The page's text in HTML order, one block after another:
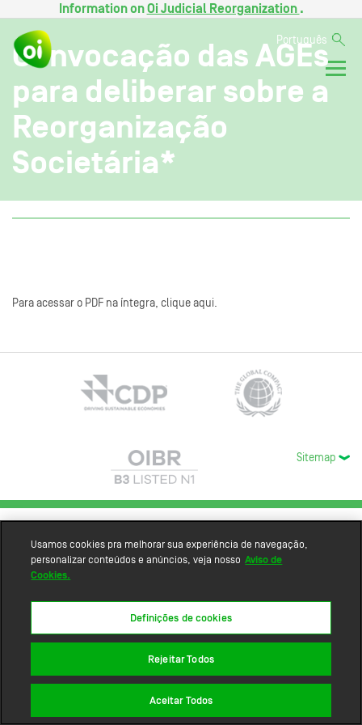
Information onOi Judicial Reorganization .
Português
Convocação das AGEs
para deliberar sobre a
Reorganização
Societária*
Para acessar o PDF na íntegra, clique aqui.
Sitemap
Usamos cookies pra melhorar sua experiência de navegação,
personalizar conteúdos e anúncios, veja nosso Aviso de
Cookies.
Definições de cookies
Rejeitar Todos
Aceitar Todos